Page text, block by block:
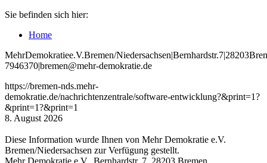
Sie befinden sich hier:
Home
MehrDemokratiee.V.Bremen/Niedersachsen|Bernhardstr.7|28203
7946370|bremen@mehr-demokratie.de
https://bremen-nds.mehr-
demokratie.de/nachrichtenzentrale/software-entwicklung?&print=1?
&print=1?&print=1
8. August 2026
Diese Information wurde Ihnen von Mehr Demokratie e.V.
Bremen/Niedersachsen zur Verfügung gestellt.
Mehr Demokratie e.V., Bernhardstr. 7, 28203 Bremen